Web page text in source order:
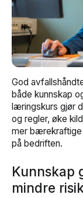
God
både kunnskap
læringskurs gjør
og regler, øke
mer bærekraftige
på bedriften.
Kunnskap
mindre